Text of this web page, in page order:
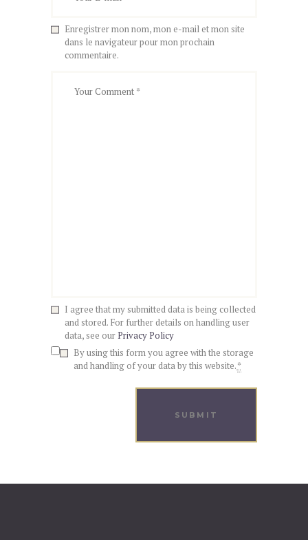
Enregistrer mon nom, mon e-mail et mon site
dans le navigateur pour mon prochain
commentaire.
I agree that my submitted data is being collected
and stored. For further details on handling user
data, see ourPrivacy Policy
By using this form you agree with the storage
and handling of your data by this website.*